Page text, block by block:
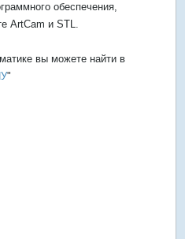
обеспечения,
ArtCam и STL.
вы можете найти в
"